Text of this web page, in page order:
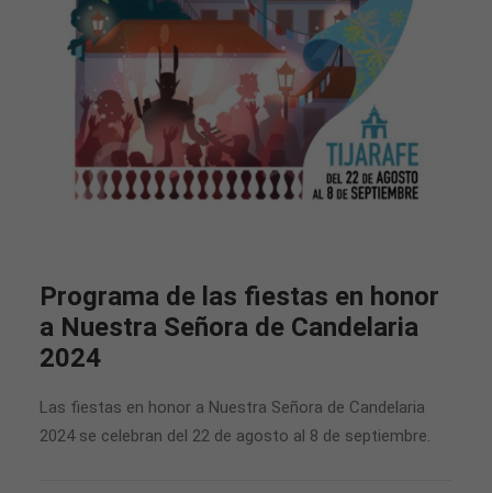
Programa de las fiestas en honor
a Nuestra Señora de Candelaria
2024
Las fiestas en honor a Nuestra Señora de Candelaria
2024 se celebran del 22 de agosto al 8 de septiembre.